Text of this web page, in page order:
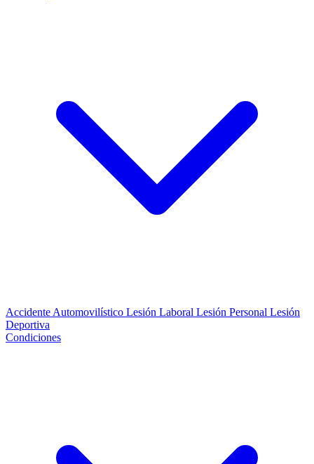
Accidente Automovilístico Lesión Laboral Lesión Personal Lesión
Deportiva
Condiciones